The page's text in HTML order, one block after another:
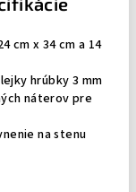
cm x 34 cm a 14
hrúbky 3 mm
náterov pre
na stenu